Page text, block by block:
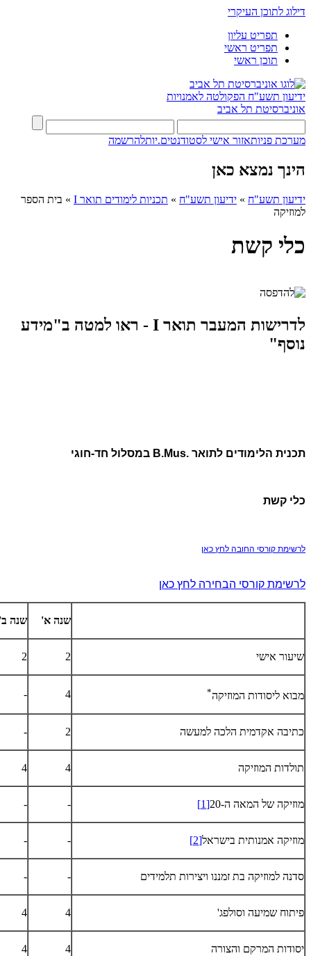
דילוג לתוכן העיקרי
תפריט עליון
תפריט ראשי
תוכן ראשי
ידיעון תשע"ח הפקולטה לאמנויות
אוניברסיטת תל אביב
מערכת פניותאזור אישי לסטודנטים.יותלהרשמה
הינך נמצא כאן
ידיעון תשע"ח » ידיעון תשע"ח » תכניות לימודים תואר I » בית הספר
למוזיקה
כלי קשת
לדרישות המעבר תואר I - ראו למטה ב"מידע
נוסף"
תכנית הלימודים לתואר .B.Mus במסלול חד-חוגי
כלי קשת
לרשימת קורסי החובה לחץ כאן
לרשימת קורסי הבחירה לחץ כאן
שנה א' שנה
שיעור אישי 2
2
מבוא ליסודות המוזיקה*
4
-
כתיבה אקדמית הלכה למעשה 2
-
תולדות המוזיקה 4
4
מוזיקה של המאה ה-20 [1]
-
-
מוזיקה אמנותית בישראל[2]
-
-
סדנה למוזיקה בת זמננו ויצירות תלמידים -
-
פיתוח שמיעה וסולפג' 4
4
יסודות המרקם והצורה 4
4